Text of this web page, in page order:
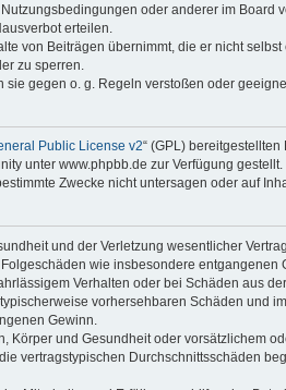
oder anderer im
erteilen.
von Beiträgen übernimmt, die er nicht
zu sperren.
gegen o. g. Regeln verstoßen oder
Public License v2“ (GPL)
unter www.phpbb.de zur Verfügung
Zwecke nicht untersagen oder auf
und der Verletzung wesentlicher
wie insbesondere entgangenen
Verhalten oder bei Schäden aus
vorhersehbaren Schäden und
Gewinn.
und Gesundheit oder vorsätzlichem
vertragstypischen Durchschnittsschäden